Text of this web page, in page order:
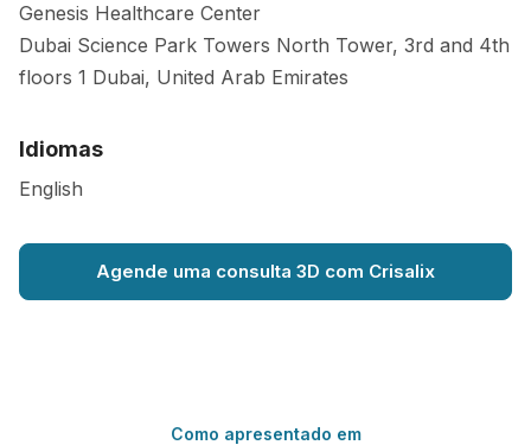
Genesis Healthcare Center
Dubai Science Park Towers North Tower, 3rd and 4th
floors 1 Dubai, United Arab Emirates
Idiomas
English
Agende uma consulta 3D com Crisalix
Como apresentado em